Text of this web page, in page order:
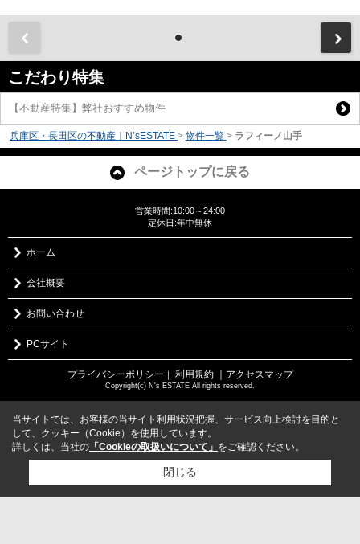
こだわり特集
【不動産特集】弊社おすすめ物件
兵庫区・長田区の不動産｜N’sESTATE > 物件一覧 > ラフィーノ山手
ページトップに戻る
営業時間:10:00～24:00
定休日:年中無休
ホーム
会社概要
お問い合わせ
PCサイト
プライバシーポリシー 利用規約 ｜アクセスマップ
Copyright(c) N's ESTATE All rights reserved.
当サイトでは、お客様の当サイト利用状況把握、サービス向上検討を目的と
して、クッキー（Cookie）を使用しています。
詳しくは、当社の 「Cookieの取扱いについて」 をご確認ください。
閉じる